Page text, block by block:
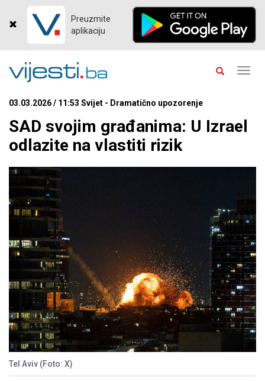
Preuzmite
aplikaciju
03.03.2026 / 11:53 Svijet - Dramatično upozorenje
SAD svojim građanima: U Izrael
odlazite na vlastiti rizik
Tel Aviv (Foto: X)